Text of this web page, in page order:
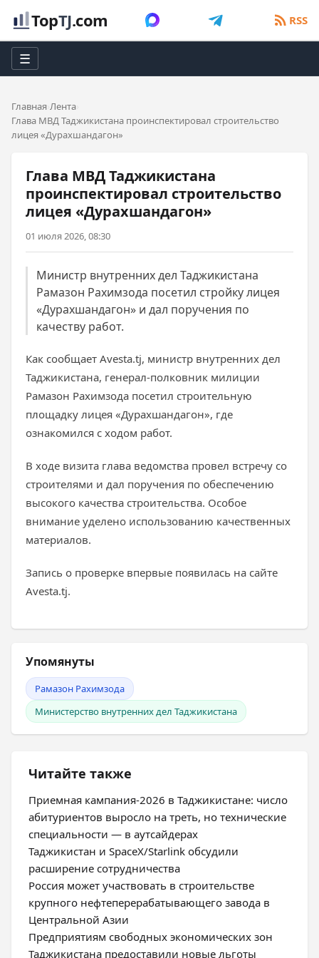
TopTJ.com RSS
☰
Главная Лента
Глава МВД Таджикистана проинспектировал строительство
лицея «Дурахшандагон»
Глава МВД Таджикистана
проинспектировал строительство
лицея «Дурахшандагон»
01 июля 2026, 08:30
Министр внутренних дел Таджикистана
Рамазон Рахимзода посетил стройку лицея
«Дурахшандагон» и дал поручения по
качеству работ.
Как сообщает Avesta.tj, министр внутренних дел
Таджикистана, генерал-полковник милиции
Рамазон Рахимзода посетил строительную
площадку лицея «Дурахшандагон», где
ознакомился с ходом работ.
В ходе визита глава ведомства провел встречу со
строителями и дал поручения по обеспечению
высокого качества строительства. Особое
внимание уделено использованию качественных
материалов.
Запись о проверке впервые появилась на сайте
Avesta.tj.
Упомянуты
Рамазон Рахимзода
Министерство внутренних дел Таджикистана
Читайте также
Приемная кампания-2026 в Таджикистане: число
абитуриентов выросло на треть, но технические
специальности — в аутсайдерах
Таджикистан и SpaceX/Starlink обсудили
расширение сотрудничества
Россия может участвовать в строительстве
крупного нефтеперерабатывающего завода в
Центральной Азии
Предприятиям свободных экономических зон
Таджикистана предоставили новые льготы